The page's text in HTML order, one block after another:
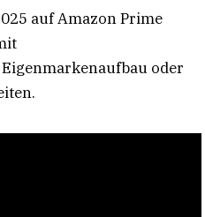
auf Amazon Prime
oder